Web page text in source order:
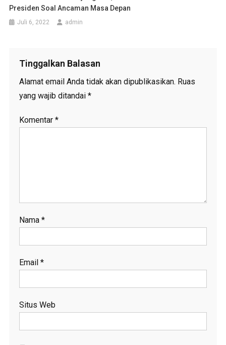
Presiden Soal Ancaman Masa Depan
Juli 6, 2022 admin
Tinggalkan Balasan
Alamat email Anda tidak akan dipublikasikan. Ruas
yang wajib ditandai *
Komentar *
Nama *
Email *
Situs Web